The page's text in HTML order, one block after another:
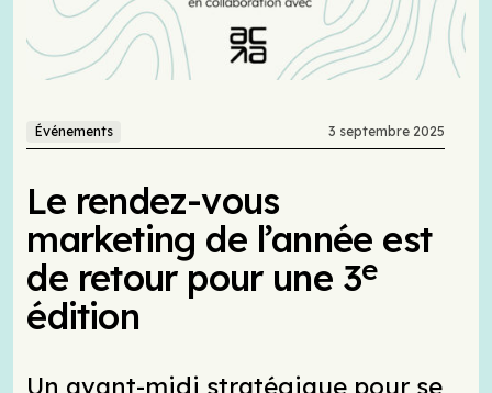
Événements 3 septembre 2025
Le rendez-vous
marketing de l’année est
de retour pour une 3e
édition
Un avant-midi stratégique pour se